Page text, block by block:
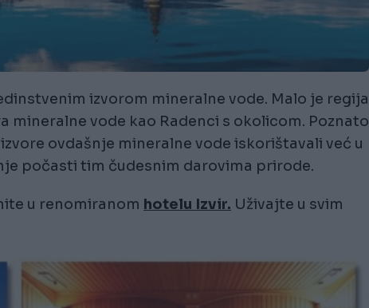
izvorom mineralne vode. Malo je regija
vode kao Radenci s okolicom. Poznato
ovdašnje mineralne vode iskorištavali već u
počasti tim čudesnim darovima prirode.
u renomiranom hotelu Izvir. Uživajte u svim